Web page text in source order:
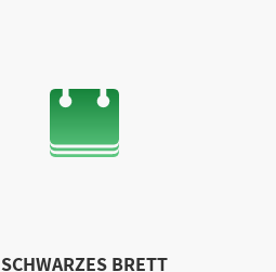
SCHWARZES BRETT